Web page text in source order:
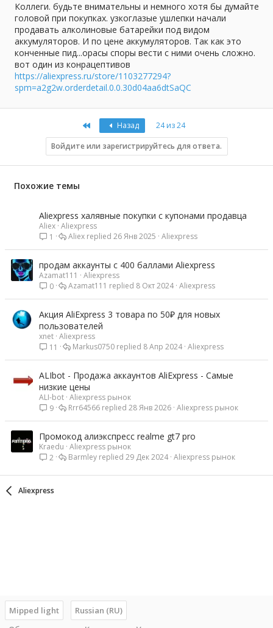
Коллеги. будьте внимательны и немного хотя бы думайте
головой при покупках. узкоглазые ушлепки начали
продавать алколиновые батарейки под видом
аккумуляторов. И по цене аккумуляторов. Так как это
конченные пид...орасы споры вести с ними очень сложно.
вот один из конрацептивов
https://aliexpress.ru/store/1103277294?
spm=a2g2w.orderdetail.0.0.30d04aa6dtSaQC
Назад
24 из 24
Войдите или зарегистрируйтесь для ответа.
Похожие темы
Aliexpress халявные покупки с купонами продавца
Aliex Aliexpress
1
Aliexpress
26 Янв 2025
Aliex
продам аккаунты с 400 баллами Aliexpress
Azamat111
Aliexpress
0
Aliexpress
8 Окт 2024
Azamat111
Акция AliExpress 3 товара по 50₽ для новых
пользователей
xnet Aliexpress
11
Aliexpress
8 Апр 2024
Markus0750
ALIbot - Продажа аккаунтов AliExpress - Самые
низкие цены
ALI-bot Aliexpress рынок
9
Aliexpress рынок
28 Янв 2026
Rrr64566
Промокод алиэкспресс realme gt7 pro
Kraedu Aliexpress рынок
2
Aliexpress рынок
29 Дек 2024
Barmley
Aliexpress
Mipped light
Russian (RU)